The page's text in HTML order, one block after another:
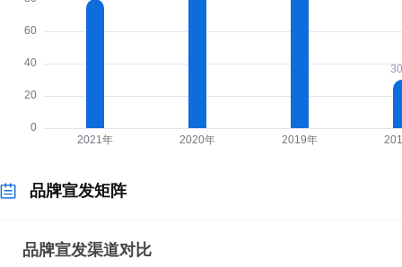
品牌宣发矩阵